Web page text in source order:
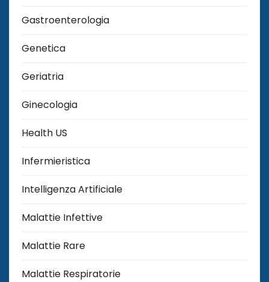
Gastroenterologia
Genetica
Geriatria
Ginecologia
Health US
Infermieristica
Intelligenza Artificiale
Malattie Infettive
Malattie Rare
Malattie Respiratorie